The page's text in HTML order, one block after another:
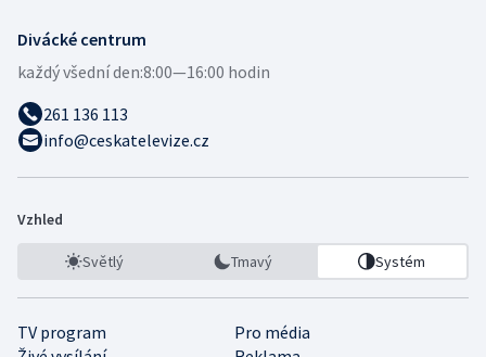
Divácké centrum
každý všední den:8:00—16:00 hodin
261 136 113
info@ceskatelevize.cz
Vzhled
Světlý Tmavý Systém
TV program
Pro média